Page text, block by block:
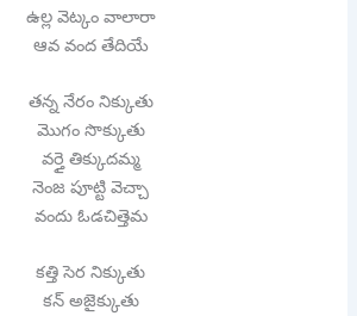
ఉల్ల వెట్కం వాలారా
ఆవ వంద తేదియే
తన్న నేరం నిక్కుతు
మొగం సొక్కుతు
వర్తై తిక్కుదమ్మ
నెంజ పూట్టి వెచ్చా
వందు ఓడచిత్తెమ
కత్తి సెర నిక్కుతు
కన్ అజైక్కుతు